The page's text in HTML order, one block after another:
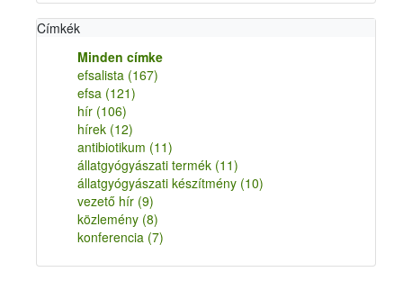
Címkék
Minden címke
efsalista (167)
efsa (121)
hír (106)
hírek (12)
antibiotikum (11)
állatgyógyászati termék (11)
állatgyógyászati készítmény (10)
vezető hír (9)
közlemény (8)
konferencia (7)